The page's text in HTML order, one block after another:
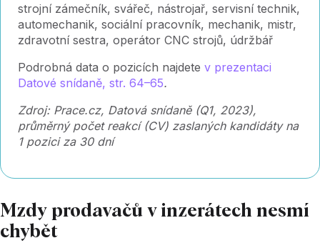
strojní zámečník, svářeč, nástrojař, servisní technik,
automechanik, sociální pracovník, mechanik, mistr,
zdravotní sestra, operátor CNC strojů, údržbář
Podrobná data o pozicích najdete v prezentaci
Datové snídaně, str. 64–65.
Zdroj: Prace.cz, Datová snídaně (Q1, 2023),
průměrný počet reakcí (CV) zaslaných kandidáty na
1 pozici za 30 dní
Mzdy prodavačů v inzerátech nesmí
chybět